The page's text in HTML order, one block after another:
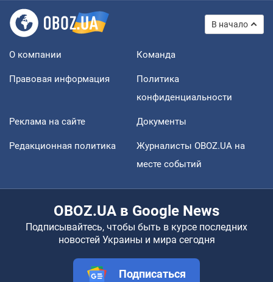
В начало
О компании Команда
Правовая информация
Политика
конфиденциальности
Реклама на сайте Документы
Редакционная политика
Журналисты OBOZ.UA на
месте событий
OBOZ.UA в Google News
Подписывайтесь, чтобы быть в курсе последних
новостей Украины и мира сегодня
Подписаться